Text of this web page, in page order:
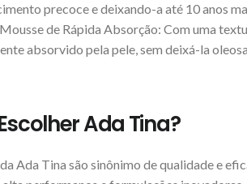
precoce e deixando-a até 10 anos
de Rápida Absorção: Com uma
absorvido pela pele, sem deixá-la
Ada Tina?
Ada Tina são sinônimo de qualidade e